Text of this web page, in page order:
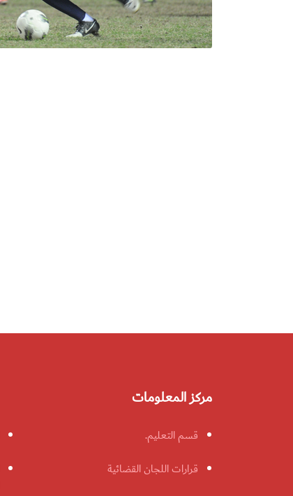
مركز المعلومات
قسم التعليم.
قرارات اللجان القضائية